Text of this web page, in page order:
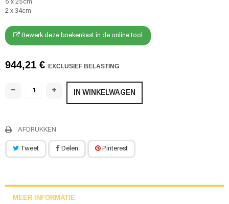
5 x 25cm
2 x 34cm
Bewerk deze boekenkast in de online tool
944,21 € EXCLUSIEF BELASTING
IN WINKELWAGEN
AFDRUKKEN
Tweet Delen Pinterest
MEER INFORMATIE